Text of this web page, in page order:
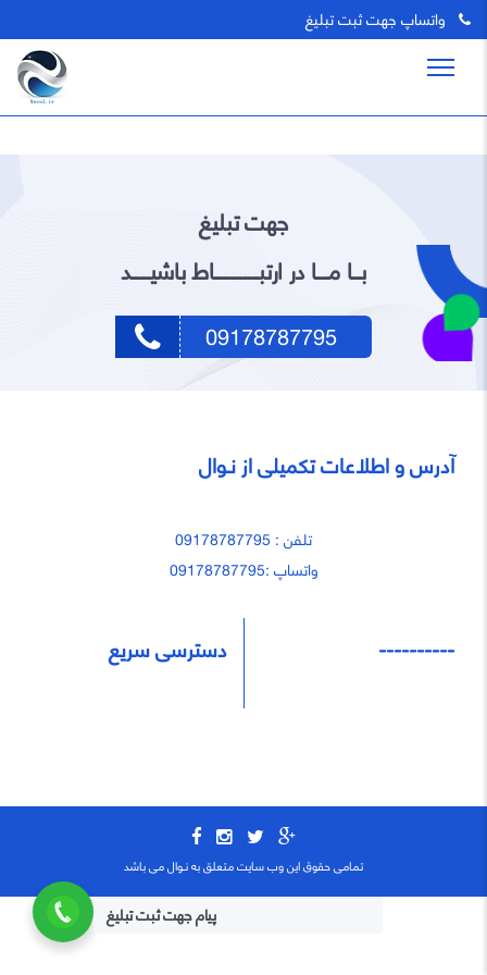
واتساپ جهت ثبت تبلیغ
پیام جهت ثبت تبلیغ
جهت تبلیغ
بـــا مــــا در ارتبـــــــــــــــاط باشیــــــد
09178787795
آدرس و اطلاعات تکمیلی از نـوال
تلفن : 09178787795
واتساپ :09178787795
دسترسی سریع ----------
تمامی حقوق این وب سایت متعلق به نـوال می باشد